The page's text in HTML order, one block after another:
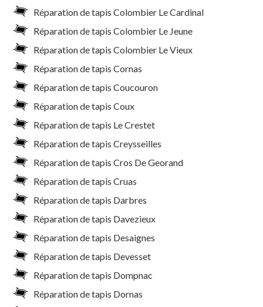
Réparation de tapis Colombier Le Cardinal
Réparation de tapis Colombier Le Jeune
Réparation de tapis Colombier Le Vieux
Réparation de tapis Cornas
Réparation de tapis Coucouron
Réparation de tapis Coux
Réparation de tapis Le Crestet
Réparation de tapis Creysseilles
Réparation de tapis Cros De Georand
Réparation de tapis Cruas
Réparation de tapis Darbres
Réparation de tapis Davezieux
Réparation de tapis Desaignes
Réparation de tapis Devesset
Réparation de tapis Dompnac
Réparation de tapis Dornas